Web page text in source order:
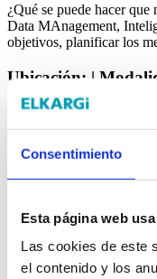
Consentimiento
Esta página web
Las cookies de este
el contenido y los
¿Qué se puede hacer
Data MAnagement,
objetivos, planificar los
Ubicación: |
Fecha de inicio: 19/08/
Días de formación
19/08/2026
Por
Big Data y
*Selecciona la fecha de
Más información